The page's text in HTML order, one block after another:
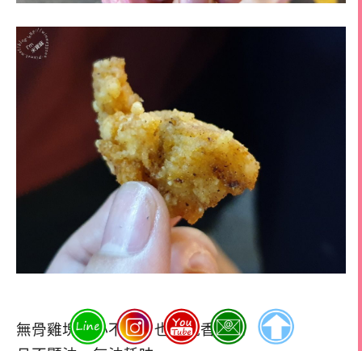
無骨雞塊大小不一，也是脆香可口